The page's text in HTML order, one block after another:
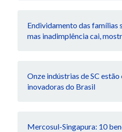
Endividamento das famílias
mas inadimplência cai,
Onze indústrias de SC estão
inovadoras do Brasil
Mercosul-Singapura: 10